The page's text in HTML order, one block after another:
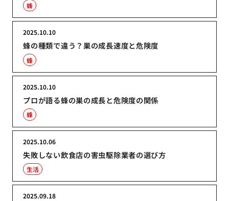
蜂
蜂の種類で違う？巣の成長速度と危険度
2025.10.10
蜂
プロが語る蜂の巣の成長と危険度の関係
2025.10.10
蜂
失敗しない飲食店の害虫駆除業者の選び方
2025.10.06
生活
2025.09.18